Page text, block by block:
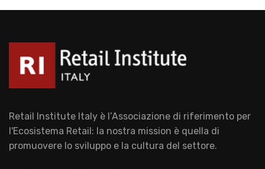
Retail Institute Italy è l’Associazione di riferimento per
l'Ecosistema Retail: la nostra mission è quella di
promuovere lo sviluppo e la cultura del settore.